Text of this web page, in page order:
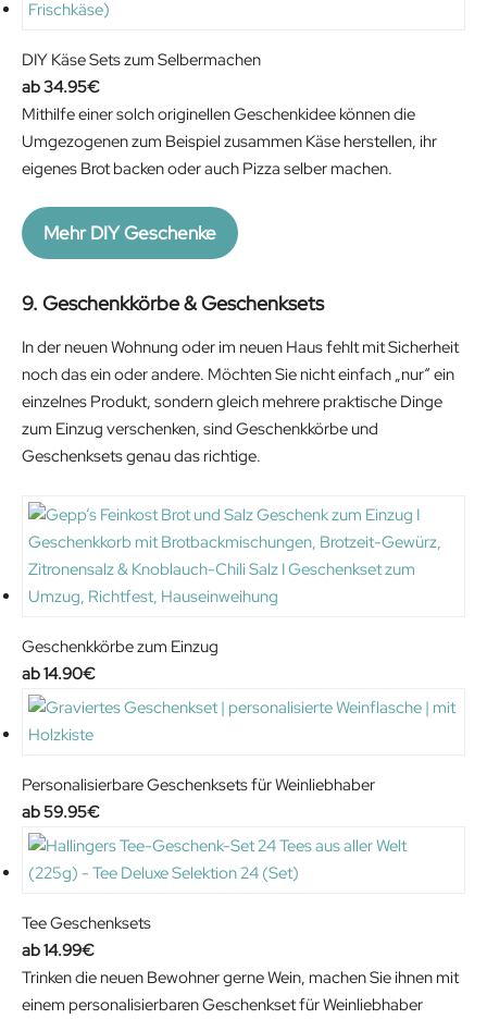
DIY Käse Sets zum Selbermachen
34.95€
Mithilfe einer solch originellen Geschenkidee können die
Umgezogenen zum Beispiel zusammen Käse herstellen, ihr
eigenes Brot backen oder auch Pizza selber machen.
Mehr DIY Geschenke
9. Geschenkkörbe & Geschenksets
In der neuen Wohnung oder im neuen Haus fehlt mit Sicherheit
noch das ein oder andere. Möchten Sie nicht einfach „nur“ ein
einzelnes Produkt, sondern gleich mehrere praktische Dinge
zum Einzug verschenken, sind Geschenkkörbe und
Geschenksets genau das richtige.
Geschenkkörbe zum Einzug
14.90€
Personalisierbare Geschenksets für Weinliebhaber
59.95€
Tee Geschenksets
14.99€
Trinken die neuen Bewohner gerne Wein, machen Sie ihnen mit
einem personalisierbaren Geschenkset für Weinliebhaber